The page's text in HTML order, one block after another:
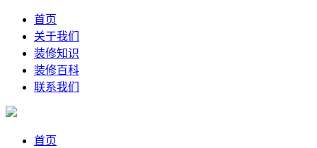
首页
关于我们
装修知识
装修百科
联系我们
首页